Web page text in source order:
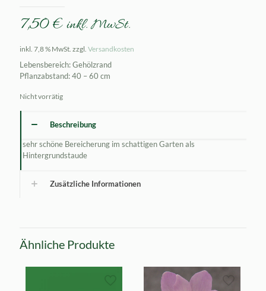
7,50€ inkl. MwSt.
inkl. 7,8 % MwSt. zzgl. Versandkosten
Lebensbereich: Gehölzrand
Pflanzabstand: 40 – 60 cm
Nicht vorrätig
Beschreibung
sehr schöne Bereicherung im schattigen Garten als
Hintergrundstaude
Zusätzliche Informationen
Ähnliche Produkte